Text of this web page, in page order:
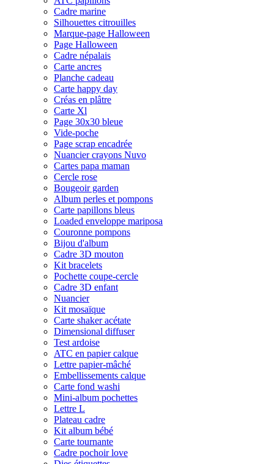
Cadre marine
Silhouettes citrouilles
Marque-page Halloween
Page Halloween
Cadre népalais
Carte ancres
Planche cadeau
Carte happy day
Créas en plâtre
Carte Xl
Page 30x30 bleue
Vide-poche
Page scrap encadrée
Nuancier crayons Nuvo
Cartes papa maman
Cercle rose
Bougeoir garden
Album perles et pompons
Carte papillons bleus
Loaded enveloppe mariposa
Couronne pompons
Bijou d'album
Cadre 3D mouton
Kit bracelets
Pochette coupe-cercle
Cadre 3D enfant
Nuancier
Kit mosaïque
Carte shaker acétate
Dimensional diffuser
Test ardoise
ATC en papier calque
Lettre papier-mâché
Embellissements calque
Carte fond washi
Mini-album pochettes
Lettre L
Plateau cadre
Kit album bébé
Carte tournante
Cadre pochoir love